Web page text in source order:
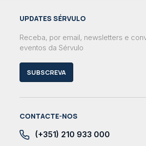
UPDATES SÉRVULO
Receba, por email, newsletters e
eventos da Sérvulo
SUBSCREVA
CONTACTE-NOS
(+351) 210 933 000